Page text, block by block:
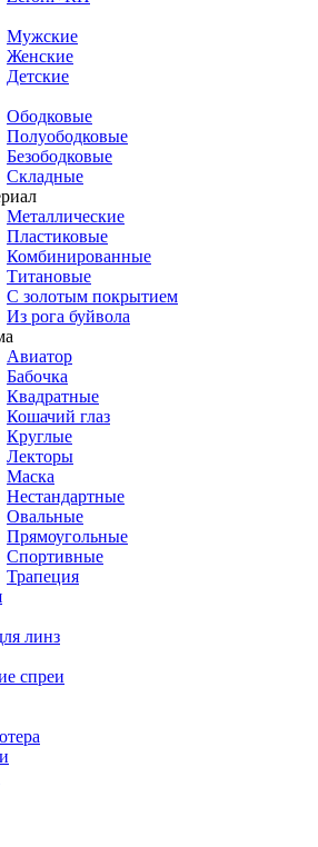
Мужские
Женские
Детские
Ободковые
Полуободковые
Безободковые
Складные
Металлические
Пластиковые
Комбинированные
Титановые
С золотым покрытием
Из рога буйвола
Авиатор
Бабочка
Квадратные
Кошачий глаз
Круглые
Лекторы
Маска
Нестандартные
Овальные
Прямоугольные
Спортивные
Трапеция
линз
спреи